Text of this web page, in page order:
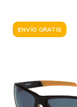
ENVÍO GRATIS